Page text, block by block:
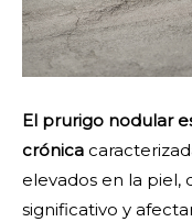
El prurigo nodular
crónica
elevados en la piel,
significativo y